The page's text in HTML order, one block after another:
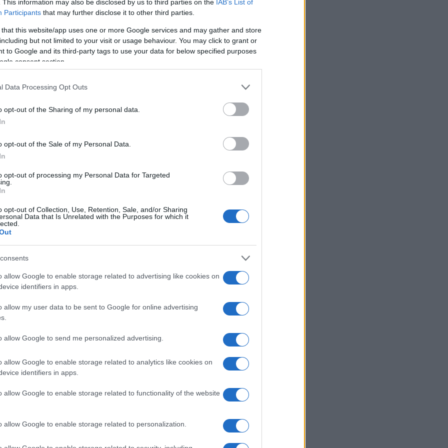
This information may also be disclosed by us to third parties on the IAB’s List of
Participants that may further disclose it to other third parties.
that this website/app uses one or more Google services and may gather and store
but not limited to your visit or usage behaviour. You may click to grant or
to Google and its third-party tags to use your data for below specified purposes
consent section.
Data Processing Opt Outs
opt-out of the Sharing of my personal data.
opt-out of the Sale of my Personal Data.
opt-out of processing my Personal Data for Targeted
opt-out of Collection, Use, Retention, Sale, and/or Sharing
Data that Is Unrelated with the Purposes for which it
allow Google to enable storage related to advertising like cookies on
identifiers in apps.
allow my user data to be sent to Google for online advertising
allow Google to send me personalized advertising.
allow Google to enable storage related to analytics like cookies on
identifiers in apps.
allow Google to enable storage related to functionality of the website
allow Google to enable storage related to personalization.
Tweet
μας στο
ΟΜΟΓΕΝΕΙΑ
χρόνια της Καμπαρντίνκα